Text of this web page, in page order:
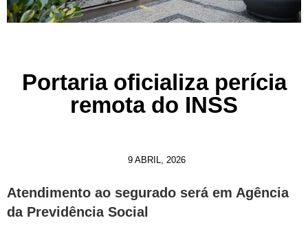
Portaria oficializa perícia
remota do INSS
9 ABRIL, 2026
Atendimento ao segurado será em Agência
da Previdência Social